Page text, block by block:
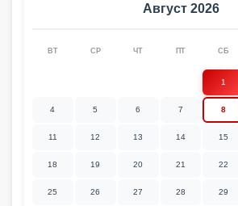
Август 2026
ВТ СР ЧТ ПТ СБ
1
4 5 6 7 8
11 12 13 14 15
18 19 20 21 22
25 26 27 28 29